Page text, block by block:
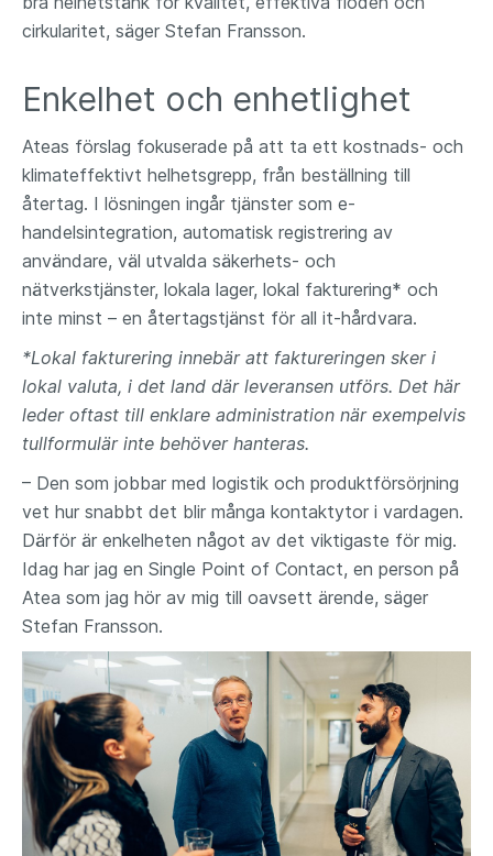
cirkularitet, säger Stefan Fransson.
Enkelhet och enhetlighet
Ateas förslag fokuserade på att ta ett kostnads- och
klimateffektivt helhetsgrepp, från beställning till
återtag. I lösningen ingår tjänster som e-
handelsintegration, automatisk registrering av
användare, väl utvalda säkerhets- och
nätverkstjänster, lokala lager, lokal fakturering* och
inte minst – en återtagstjänst för all it-hårdvara.
*Lokal fakturering innebär att faktureringen sker i
lokal valuta, i det land där leveransen utförs. Det här
leder oftast till enklare administration när exempelvis
tullformulär inte behöver hanteras.
– Den som jobbar med logistik och produktförsörjning
vet hur snabbt det blir många kontaktytor i vardagen.
Därför är enkelheten något av det viktigaste för mig.
Idag har jag en Single Point of Contact, en person på
Atea som jag hör av mig till oavsett ärende, säger
Stefan Fransson.